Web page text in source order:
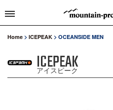
Home > ICEPEAK > OCEANSIDE MEN
ICEPEAK
アイスピーク